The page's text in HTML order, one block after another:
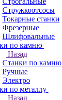
Стружкоотсосы
Токарные станки
Фрезерные
Шлифовальные
по камню
Назад
Станки по камню
Ручные
Электро
по металлу
Назад